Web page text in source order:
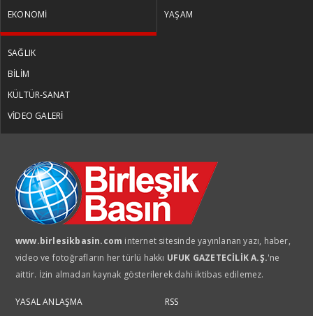
EKONOMİ
YAŞAM
SAĞLIK
BİLİM
KÜLTÜR-SANAT
VİDEO GALERİ
www.birlesikbasin.com internet sitesinde yayınlanan yazı, haber,
video ve fotoğrafların her türlü hakkı UFUK GAZETECİLİK A.Ş.'ne
aittir. İzin almadan kaynak gösterilerek dahi iktibas edilemez.
YASAL ANLAŞMA RSS